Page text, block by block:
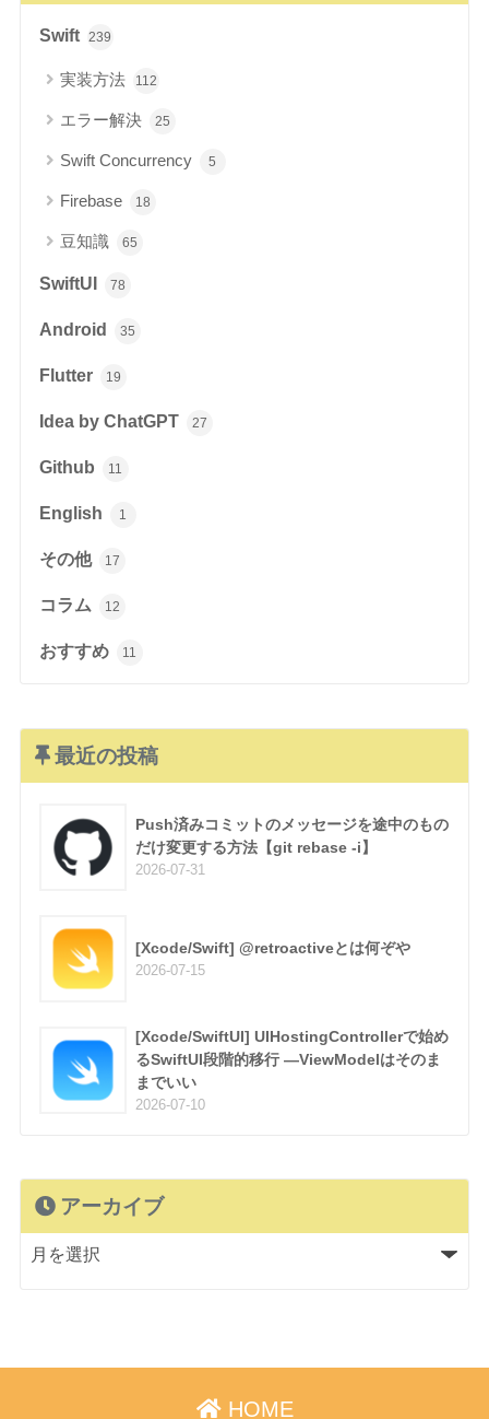
Swift 239
実装方法 112
エラー解決 25
Swift Concurrency 5
Firebase 18
豆知識 65
SwiftUI 78
Android 35
Flutter 19
Idea by ChatGPT 27
Github 11
English 1
その他 17
コラム 12
おすすめ 11
最近の投稿
Push済みコミットのメッセージを途中のもの
だけ変更する方法【git rebase -i】
2026-07-31
[Xcode/Swift] @retroactiveとは何ぞや
2026-07-15
[Xcode/SwiftUI] UIHostingControllerで始め
るSwiftUI段階的移行 —ViewModelはそのま
までいい
2026-07-10
アーカイブ
HOME